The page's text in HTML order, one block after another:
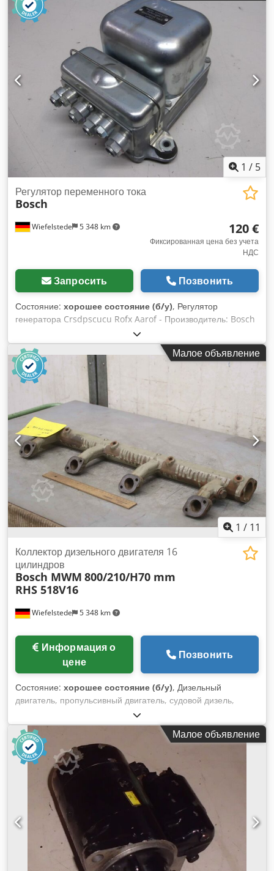
1 / 5
Wiefelstede 5 348 km
Регулятор переменного тока
Bosch
120 €
Фиксированная цена без учета
НДС
Запросить Позвонить
Состояние: хорошее состояние (б/у), Регулятор
генератора Crsdpscucu Rofx Aarof - Производитель: Bosch
- Тип: Количество: 1 регулятор в наличии - Цена: за штуку -
Вес: 1,6 кг
Малое объявление
1 / 11
Wiefelstede 5 348 km
Коллектор дизельного двигателя 16
цилиндров
Bosch MWM 800/210/H70 mm
RHS 518V16
цене
Позвонить
Состояние: хорошее состояние (б/у), Дизельный
двигатель, пропульсивный двигатель, судовой дизель,
насос впрыска, топливный насос, насос впрыска, дизельная
силовая установка, дизельный генератор -Манифольд: от
генератора MWM RHS 518V16 -Размеры: см. фотографии
-общий размер: 800/210/H70 мм Cjdpfx Aajivqmljrerf -Вес:
8,7 кг
Малое объявление